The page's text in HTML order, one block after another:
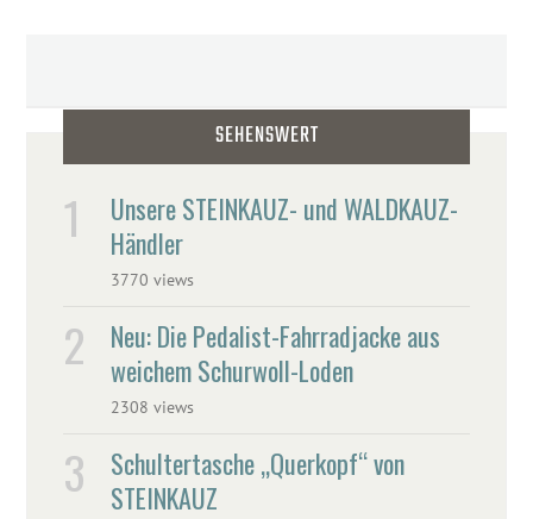
SEHENSWERT
Unsere STEINKAUZ- und WALDKAUZ-
Händler
3770 views
Neu: Die Pedalist-Fahrradjacke aus
weichem Schurwoll-Loden
2308 views
Schultertasche „Querkopf“ von
STEINKAUZ